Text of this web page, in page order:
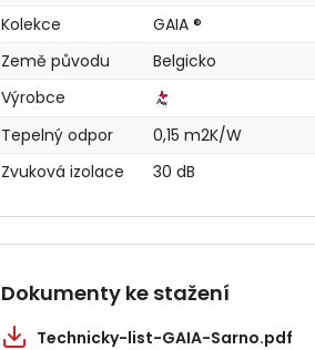
Kolekce
GAIA ®
Země původu
Belgicko
Výrobce
Tepelný odpor
0,15 m2K/W
Zvuková izolace
30 dB
Dokumenty ke stažení
Technicky-list-GAIA-Sarno.pdf